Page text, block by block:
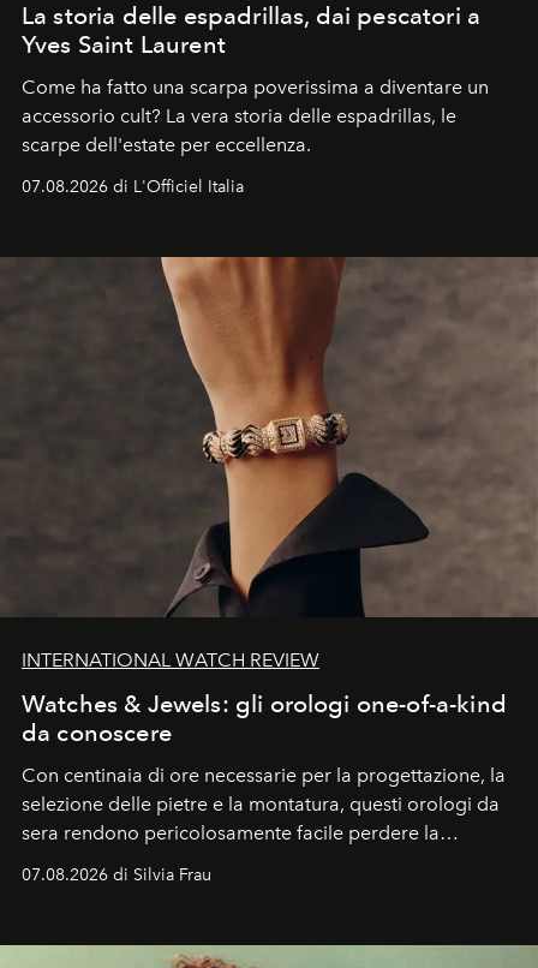
La storia delle espadrillas, dai pescatori a
Yves Saint Laurent
Come ha fatto una scarpa poverissima a diventare un
accessorio cult? La vera storia delle espadrillas, le
scarpe dell'estate per eccellenza.
07.08.2026 di L'Officiel Italia
INTERNATIONAL WATCH REVIEW
Watches & Jewels: gli orologi one-of-a-kind
da conoscere
Con centinaia di ore necessarie per la progettazione, la
selezione delle pietre e la montatura, questi orologi da
sera rendono pericolosamente facile perdere la
cognizione del tempo. Ma con quadranti così
07.08.2026 di Silvia Frau